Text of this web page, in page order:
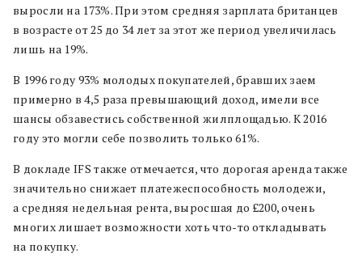
выросли на 173%. При этом средняя зарплата британцев
в возрасте от 25 до 34 лет за этот же период увеличилась
лишь на 19%.
В 1996 году 93% молодых покупателей, бравших заем
примерно в 4,5 раза превышающий доход, имели все
шансы обзавестись собственной жилплощадью. К 2016
году это могли себе позволить только 61%.
В докладе IFS также отмечается, что дорогая аренда также
значительно снижает платежеспособность молодежи,
а средняя недельная рента, выросшая до £200, очень
многих лишает возможности хоть что-то откладывать
на покупку.